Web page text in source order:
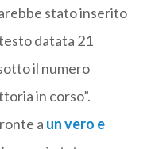
stato inserito
datata 21
il numero
in corso”.
a un vero e